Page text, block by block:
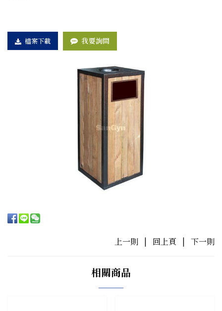
檔案下載 我要詢問
上一則 | 回上頁 | 下一則
相關商品